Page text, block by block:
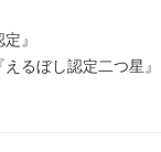
』
るぼし認定二つ星』